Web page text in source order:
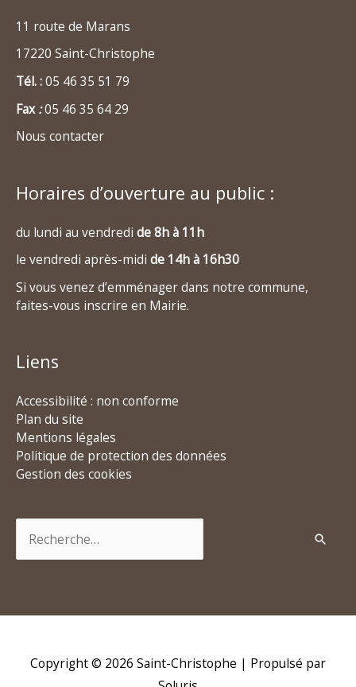
11 route de Marans
17220 Saint-Christophe
Tél. :05 46 35 51 79
Fax:05 46 35 64 29
Nous contacter
Horaires d’ouverture au public :
du lundi au vendredi de 8h à 11h
le vendredi après-midi de 14h à 16h30
Si vous venez d’emménager dans notre commune,
faites-vous inscrire en Mairie.
Liens
Accessibilité : non conforme
Plan du site
Mentions légales
Politique de protection des données
Gestion des cookies
Copyright © 2026 Saint-Christophe | Propulsé par